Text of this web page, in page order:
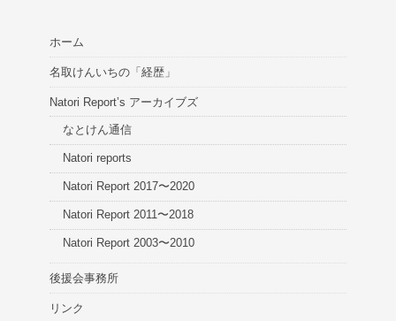
ホーム
名取けんいちの「経歴」
Natori Report’s アーカイブズ
なとけん通信
Natori reports
Natori Report 2017〜2020
Natori Report 2011〜2018
Natori Report 2003〜2010
後援会事務所
リンク